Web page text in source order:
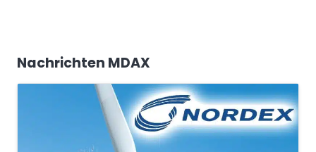
Nachrichten MDAX